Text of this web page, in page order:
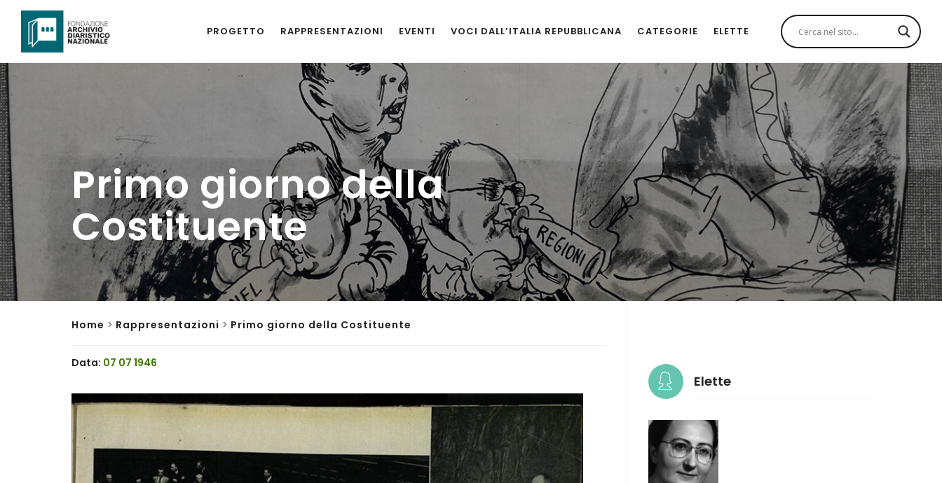
PROGETTO RAPPRESENTAZIONI EVENTI VOCI DALL’ITALIA REPUBBLICANA CATEGORIE ELETTE
Primo giorno della
Costituente
Home > Rappresentazioni > Primo giorno della Costituente
Data: 07 07 1946
Elette